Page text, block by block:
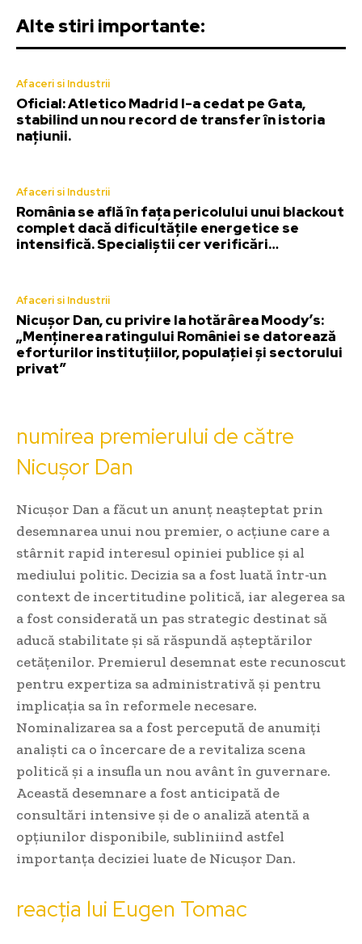
Alte stiri importante:
Afaceri si Industrii
Oficial: Atletico Madrid l-a cedat pe Gata,
stabilind un nou record de transfer în istoria
națiunii.
Afaceri si Industrii
România se află în fața pericolului unui blackout
complet dacă dificultățile energetice se
intensifică. Specialiștii cer verificări…
Afaceri si Industrii
Nicușor Dan, cu privire la hotărârea Moody’s:
„Menținerea ratingului României se datorează
eforturilor instituțiilor, populației și sectorului
privat”
numirea premierului de către
Nicușor Dan
Nicușor Dan a făcut un anunț neașteptat prin
desemnarea unui nou premier, o acțiune care a
stârnit rapid interesul opiniei publice și al
mediului politic. Decizia sa a fost luată într-un
context de incertitudine politică, iar alegerea sa
a fost considerată un pas strategic destinat să
aducă stabilitate și să răspundă așteptărilor
cetățenilor. Premierul desemnat este recunoscut
pentru expertiza sa administrativă și pentru
implicația sa în reformele necesare.
Nominalizarea sa a fost percepută de anumiți
analiști ca o încercare de a revitaliza scena
politică și a insufla un nou avânt în guvernare.
Această desemnare a fost anticipată de
consultări intensive și de o analiză atentă a
opțiunilor disponibile, subliniind astfel
importanța deciziei luate de Nicușor Dan.
reacția lui Eugen Tomac